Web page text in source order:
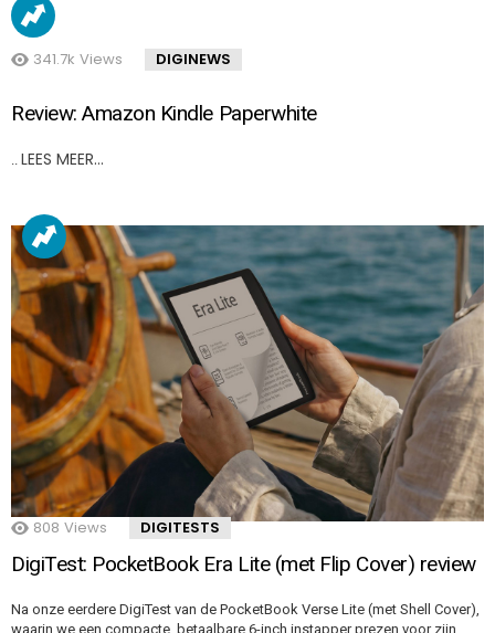
341.7k Views DIGINEWS
Review: Amazon Kindle Paperwhite
.. LEES MEER…
808 Views DIGITESTS
DigiTest: PocketBook Era Lite (met Flip Cover) review
Na onze eerdere DigiTest van de PocketBook Verse Lite (met Shell Cover),
waarin we een compacte, betaalbare 6-inch instapper prezen voor zijn